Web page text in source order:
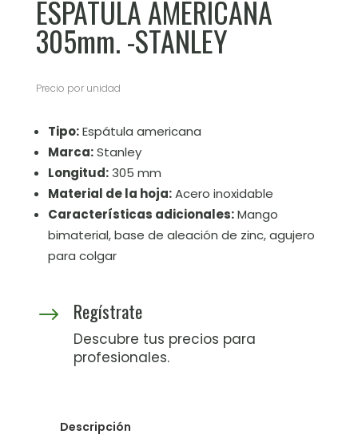
ESPATULA AMERICANA
305mm. -STANLEY
Precio por unidad
Tipo:Espátula americana
Marca:Stanley
Longitud:305 mm
Material de la hoja:Acero inoxidable
Características adicionales:Mango
bimaterial, base de aleación de zinc, agujero
para colgar
$ Regístrate
Descubre tus precios para
profesionales.
Descripción